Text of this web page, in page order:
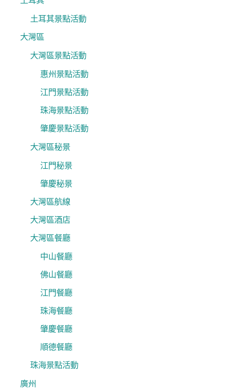
土耳其景點活動
大灣區
大灣區景點活動
惠州景點活動
江門景點活動
珠海景點活動
肇慶景點活動
大灣區秘景
江門秘景
肇慶秘景
大灣區航線
大灣區酒店
大灣區餐廳
中山餐廳
佛山餐廳
江門餐廳
珠海餐廳
肇慶餐廳
順德餐廳
珠海景點活動
廣州